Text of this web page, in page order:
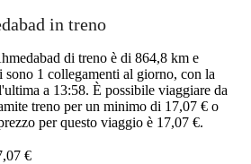
in treno
di treno è di 864,8 km e
1 collegamenti al giorno, con la
a 13:58. È possibile viaggiare da
treno per un minimo di 17,07 € o
per questo viaggio è 17,07 €.
€